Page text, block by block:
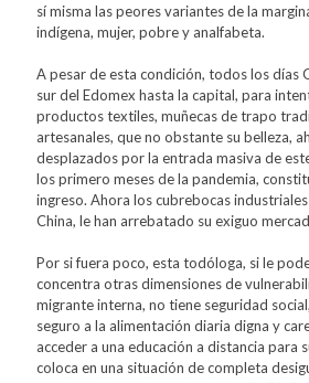
sí misma las peores variantes de la
indígena, mujer, pobre y analfabeta.
A pesar de esta condición, todos los días
sur del Edomex hasta la capital, para
productos textiles, muñecas de trapo
artesanales, que no obstante su belleza,
desplazados por la entrada masiva de
los primero meses de la pandemia,
ingreso. Ahora los cubrebocas
China, le han arrebatado su exiguo
Por si fuera poco, esta todóloga, si le
concentra otras dimensiones de
migrante interna, no tiene seguridad
seguro a la alimentación diaria digna y
acceder a una educación a distancia para
coloca en una situación de completa